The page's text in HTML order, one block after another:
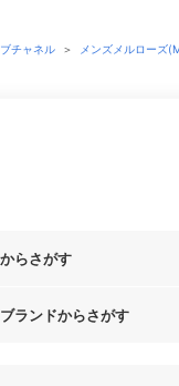
チャネル ＞ メンズメルローズ
らさがす
ランドからさがす